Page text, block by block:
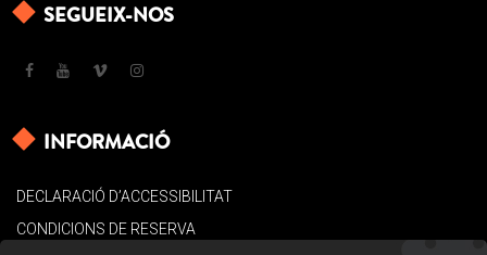
SEGUEIX-NOS
INFORMACIÓ
DECLARACIÓ D’ACCESSIBILITAT
CONDICIONS DE RESERVA